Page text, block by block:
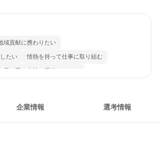
域貢献に携わりたい
たい 情熱を持って仕事に取り組む
長く同じ会社に居続けられる
企業情報 選考情報